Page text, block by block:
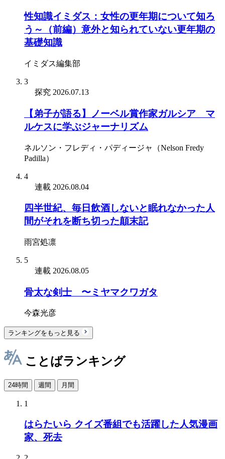
性知識イミダス：女性の更年期について知ろ
う～（前編）意外と知られていない更年期の
基礎知識
イミダス編集部
3
探究 2026.07.13
【弟子が語る】ノーベル賞作家ガルシア゠マ
ルケスに学ぶジャーナリズム
ネルソン・フレディ・パディージャ（Nelson Fredy
Padilla）
4
連載 2026.08.04
四半世紀、毎日飲酒しないと眠れなかった人
間がそれを断ち切った顛末記
雨宮処凛
5
連載 2026.08.05
骨太な剣士 〜ミヤマクワガタ
今森光彦
ランキングをもっと見る
ことばランキング
24時間 週間 月間
1
はらたいら クイズ番組でも活躍した人気漫画
家、死去